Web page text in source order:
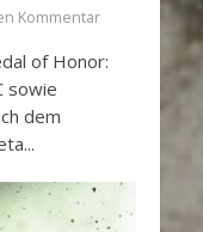
Kommentar
of Honor:
sowie
dem